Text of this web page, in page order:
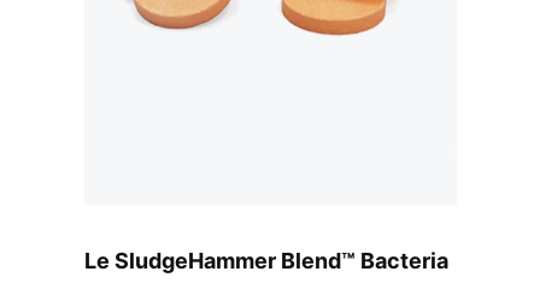
Le SludgeHammer Blend™ Bacteria